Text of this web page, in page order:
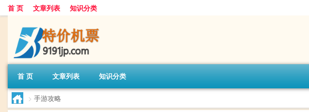
首 页 文章列表 知识分类
首 页 文章列表 知识分类
> 手游攻略